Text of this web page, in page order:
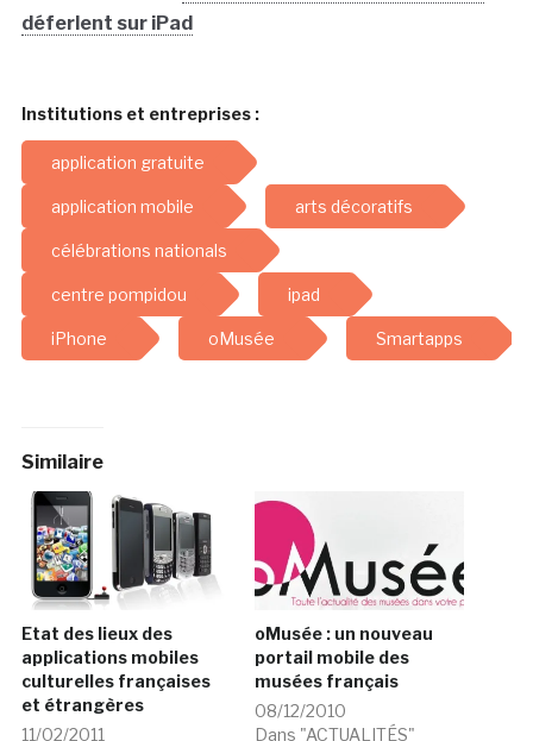
déferlent sur iPad
Institutions et entreprises :
application gratuite
application mobile arts décoratifs
célébrations nationals
centre pompidou ipad
iPhone oMusée Smartapps
Similaire
Etat des lieux des
applications mobiles
culturelles françaises
et étrangères
11/02/2011
oMusée : un nouveau
portail mobile des
musées français
08/12/2010
Dans "ACTUALITÉS"